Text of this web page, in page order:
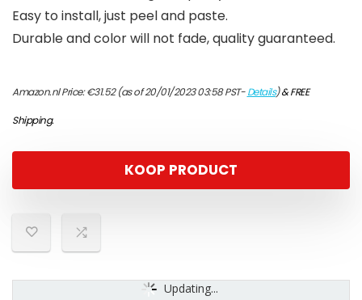
Easy to install, just peel and paste.
Durable and color will not fade, quality guaranteed.
Amazon.nl Price:€31.52(as of 20/01/2023 03:58 PST-Details)&FREE
Shipping.
KOOP PRODUCT
Updating...